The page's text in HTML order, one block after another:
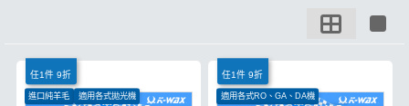
任1件 9折
進口純羊毛
適用各式拋光機
任1件 9折
適用各式RO、GA、DA機